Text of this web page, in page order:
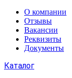
О компании
Отзывы
Вакансии
Реквизиты
Документы
Каталог